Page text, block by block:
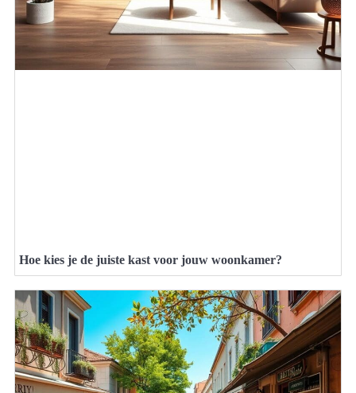
Hoe kies je de juiste kast voor jouw woonkamer?